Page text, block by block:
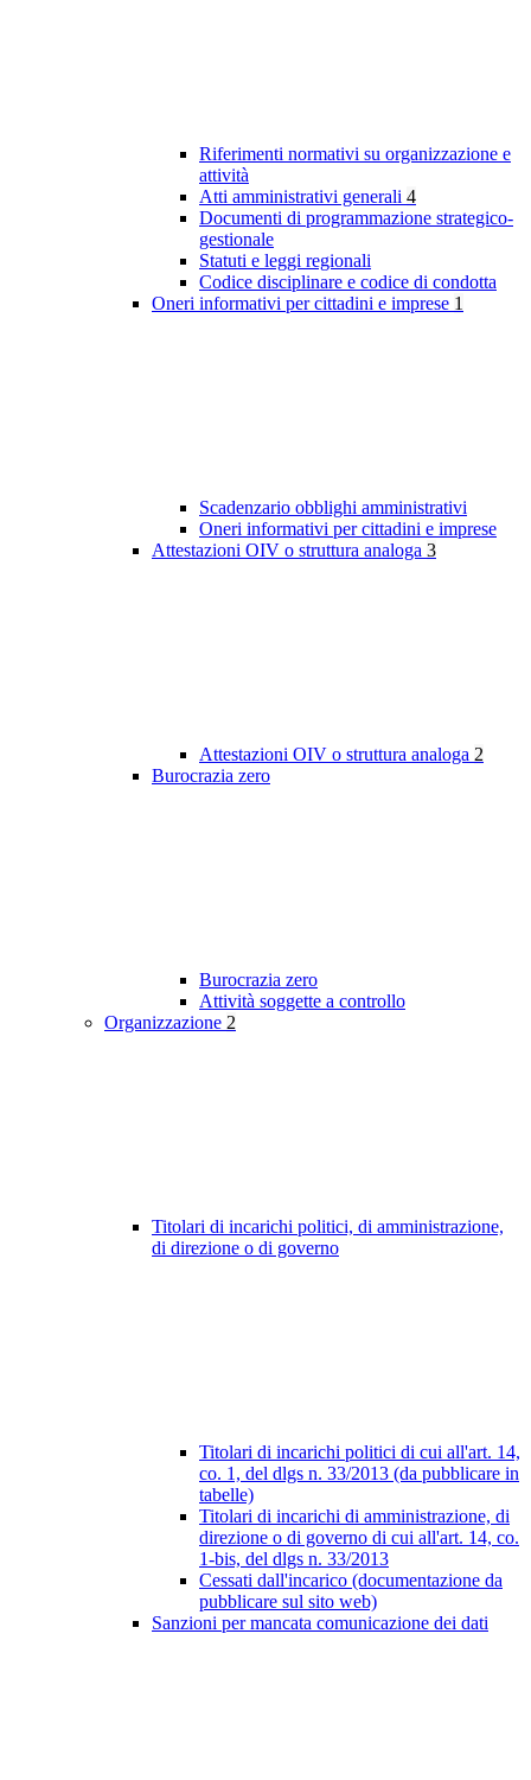
Riferimenti normativi su organizzazione e
attività
Atti amministrativi generali 4
Documenti di programmazione strategico-
gestionale
Statuti e leggi regionali
Codice disciplinare e codice di condotta
Oneri informativi per cittadini e imprese 1
Scadenzario obblighi amministrativi
Oneri informativi per cittadini e imprese
Attestazioni OIV o struttura analoga 3
Attestazioni OIV o struttura analoga 2
Burocrazia zero
Burocrazia zero
Attività soggette a controllo
Organizzazione 2
Titolari di incarichi politici, di amministrazione,
di direzione o di governo
Titolari di incarichi politici di cui all'art. 14,
co. 1, del dlgs n. 33/2013 (da pubblicare in
tabelle)
Titolari di incarichi di amministrazione, di
direzione o di governo di cui all'art. 14, co.
1-bis, del dlgs n. 33/2013
Cessati dall'incarico (documentazione da
pubblicare sul sito web)
Sanzioni per mancata comunicazione dei dati